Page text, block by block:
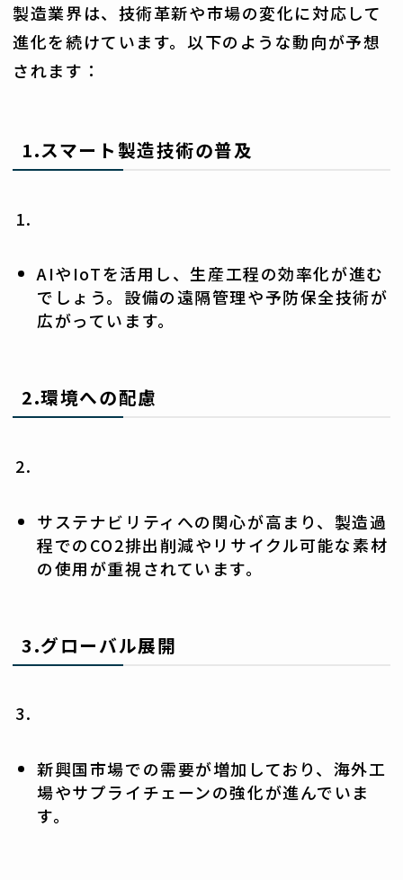
製造業界は、技術革新や市場の変化に対応して
進化を続けています。以下のような動向が予想
されます：
1.スマート製造技術の普及
AIやIoTを活用し、生産工程の効率化が進む
でしょう。設備の遠隔管理や予防保全技術が
広がっています。
2.環境への配慮
サステナビリティへの関心が高まり、製造過
程でのCO2排出削減やリサイクル可能な素材
の使用が重視されています。
3.グローバル展開
新興国市場での需要が増加しており、海外工
場やサプライチェーンの強化が進んでいま
す。